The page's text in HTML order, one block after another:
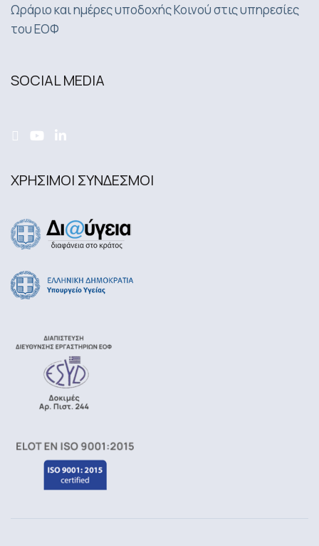
Ωράριο και ημέρες υποδοχής Κοινού στις υπηρεσίες
του ΕΟΦ
SOCIAL MEDIA
ΧΡΗΣΙΜΟΙ ΣΥΝΔΕΣΜΟΙ